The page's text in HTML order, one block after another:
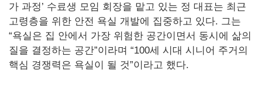
가 과정’ 수료생 모임 회장을 맡고 있는 정 대표는 최근
고령층을 위한 안전 욕실 개발에 집중하고 있다. 그는
“욕실은 집 안에서 가장 위험한 공간이면서 동시에 삶의
질을 결정하는 공간”이라며 “100세 시대 시니어 주거의
핵심 경쟁력은 욕실이 될 것”이라고 했다.